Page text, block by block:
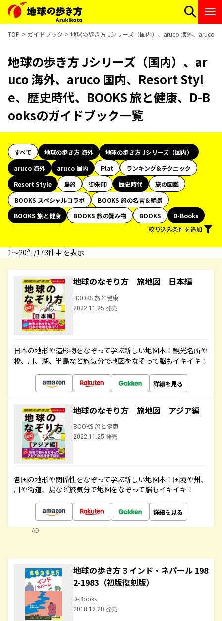
TOP ガイドブック 地球の歩き方 Jシリーズ（国内）、aruco 海外、aruco
地球の歩き方 Jシリーズ（国内）、ar
uco 海外、aruco 国内、Resort Styl
e、歴史時代、BOOKS 旅と健康、D-B
ooksのガイドブック一覧
すべて 地球の歩き方 海外
地球の歩き方 Jシリーズ（国内）
aruco 海外
aruco 国内 Plat
ランキング&テクニック
Resort Style
島旅 御朱印 歴史時代
旅の図鑑
BOOKS スペシャルコラボ
BOOKS 旅の名言＆絶景
BOOKS 旅と健康
BOOKS 旅の読み物 BOOKS
D-Books
絞り込み条件を追加
1〜20件/173件中 を表示
地球のなぞり方 旅地図 日本編
BOOKS 旅と健康
2022.11.25 発売
日本の地形や造形物をなぞって学ぶ新しい地図本！観光名所や
橋、川、湖、半島など旅気分で地図をなぞって脳もイキイキ！
詳細を見る
地球のなぞり方 旅地図 アジア編
BOOKS 旅と健康
2022.11.25 発売
各国の地形や関係性をなぞって学ぶ新しい地図本！国境や州、
川や街道、島など旅気分で地図をなぞって脳もイキイキ！
詳細を見る
AD
地球の歩き方 3 インド・ネパール 198
2-1983（初版復刻版）
D-Books
2018.12.20 発売